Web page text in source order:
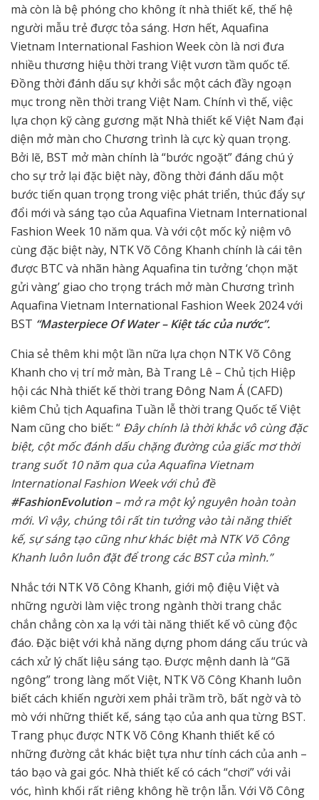
mà còn là bệ phóng cho không ít nhà thiết kế, thế hệ
người mẫu trẻ được tỏa sáng. Hơn hết, Aquafina
Vietnam International Fashion Week còn là nơi đưa
nhiều thương hiệu thời trang Việt vươn tầm quốc tế.
Đồng thời đánh dấu sự khởi sắc một cách đầy ngoạn
mục trong nền thời trang Việt Nam. Chính vì thế, việc
lựa chọn kỹ càng gương mặt Nhà thiết kế Việt Nam đại
diện mở màn cho Chương trình là cực kỳ quan trọng.
Bởi lẽ, BST mở màn chính là “bước ngoặt” đáng chú ý
cho sự trở lại đặc biệt này, đồng thời đánh dấu một
bước tiến quan trọng trong việc phát triển, thúc đẩy sự
đổi mới và sáng tạo của Aquafina Vietnam International
Fashion Week 10 năm qua. Và với cột mốc kỷ niệm vô
cùng đặc biệt này, NTK Võ Công Khanh chính là cái tên
được BTC và nhãn hàng Aquafina tin tưởng ‘chọn mặt
gửi vàng’ giao cho trọng trách mở màn Chương trình
Aquafina Vietnam International Fashion Week 2024 với
BST “Masterpiece Of Water – Kiệt tác của nước”.
Chia sẻ thêm khi một lần nữa lựa chọn NTK Võ Công
Khanh cho vị trí mở màn, Bà Trang Lê – Chủ tịch Hiệp
hội các Nhà thiết kế thời trang Đông Nam Á (CAFD)
kiêm Chủ tịch Aquafina Tuần lễ thời trang Quốc tế Việt
Nam cũng cho biết: “ Đây chính là thời khắc vô cùng đặc
biệt, cột mốc đánh dấu chặng đường của giấc mơ thời
trang suốt 10 năm qua của Aquafina Vietnam
International Fashion Week với chủ đề
#FashionEvolution– mở ra một kỷ nguyên hoàn toàn
mới. Vì vậy, chúng tôi rất tin tưởng vào tài năng thiết
kế, sự sáng tạo cũng như khác biệt mà NTK Võ Công
Khanh luôn luôn đặt để trong các BST của mình.”
Nhắc tới NTK Võ Công Khanh, giới mộ điệu Việt và
những người làm việc trong ngành thời trang chắc
chắn chẳng còn xa lạ với tài năng thiết kế vô cùng độc
đáo. Đặc biệt với khả năng dựng phom dáng cấu trúc và
cách xử lý chất liệu sáng tạo. Được mệnh danh là “Gã
ngông” trong làng mốt Việt, NTK Võ Công Khanh luôn
biết cách khiến người xem phải trầm trồ, bất ngờ và tò
mò với những thiết kế, sáng tạo của anh qua từng BST.
Trang phục được NTK Võ Công Khanh thiết kế có
những đường cắt khác biệt tựa như tính cách của anh –
táo bạo và gai góc. Nhà thiết kế có cách “chơi” với vải
vóc, hình khối rất riêng không hề trộn lẫn. Với Võ Công